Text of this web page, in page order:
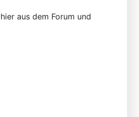
aus dem Forum und